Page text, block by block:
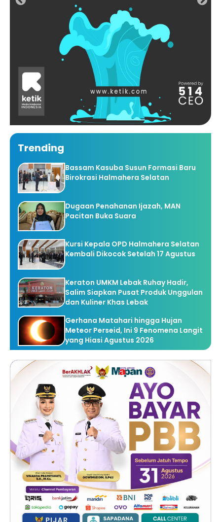
Trending
Bassam Kasuba Susun Formasi Baru
Birokrasi Halmahera Selatan
Dugaan Penahanan Ijazah, MAN
Pacitan Buka Suara
Kursi Kepala OPD Halmahera Selatan
Kembali Dikocok Setelah 17 Agustus
Keraton UMKM Lebak Ruhay Hadir,
Salim Siapkan Pusat Produk Unggulan
dan Kuliner Khas Lebak
Gerhana Matahari hingga Hujan
Meteor Perseid, Ini 9 Fenomena Langit
yang Hiasi Agustus 2026